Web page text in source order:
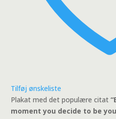
Tilføj ønskeliste
Plakat med det populære citat
moment you decide to be